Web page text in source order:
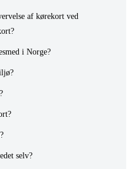
af kørekort ved
i Norge?
selv?